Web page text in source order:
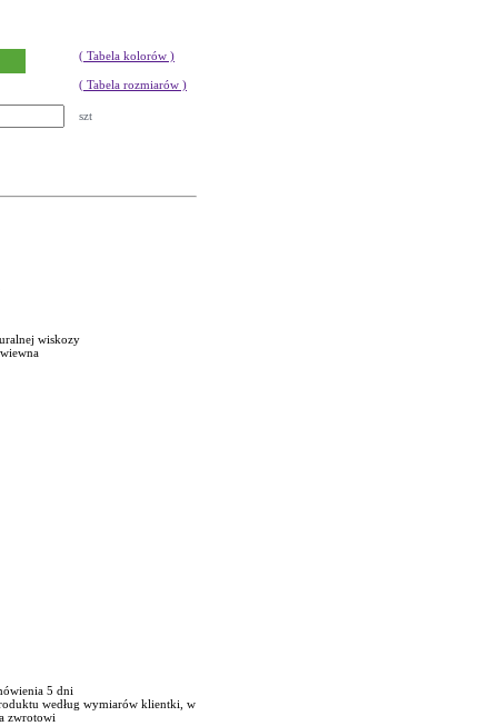
( Tabela kolorów )
( Tabela rozmiarów )
szt
wiskozy
5 dni
według wymiarów klientki, w
zwrotowi